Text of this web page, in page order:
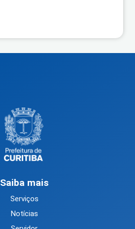
Saiba mais
Serviços
Notícias